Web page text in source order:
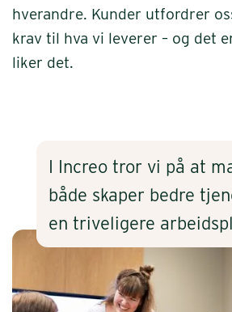
hverandre. Kunder utfordrer
krav til hva vi leverer – og det
liker det.
I Increo tror vi på at
både skaper bedre
en triveligere